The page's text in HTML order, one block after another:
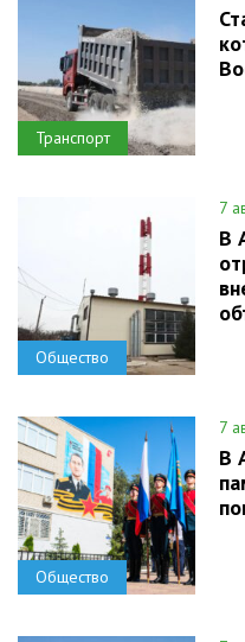
Транспорт
Общество
7
В
Общество
7
В